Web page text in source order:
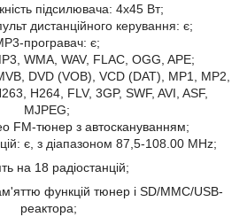
підсилювача: 4x45 Вт;
дистанційного керування: є;
програвач: є;
WMA, WAV, FLAC, OGG, APE;
DVD (VOB), VCD (DAT), MP1, MP2,
H264, FLV, 3GP, SWF, AVI, ASF,
MJPEG;
FM-тюнер з автоскануванням;
є, з діапазоном 87,5-108.00 MHz;
на 18 радіостанцій;
функцій тюнер і SD/MMC/USB-
реактора;